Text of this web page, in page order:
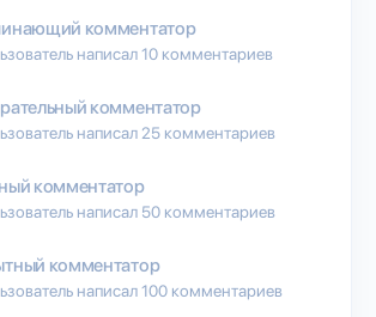
комментатор
написал 10 комментариев
комментатор
написал 25 комментариев
комментатор
написал 50 комментариев
комментатор
написал 100 комментариев